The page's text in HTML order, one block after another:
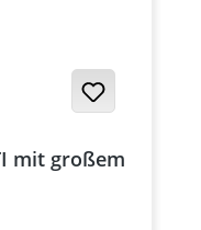
mit großem